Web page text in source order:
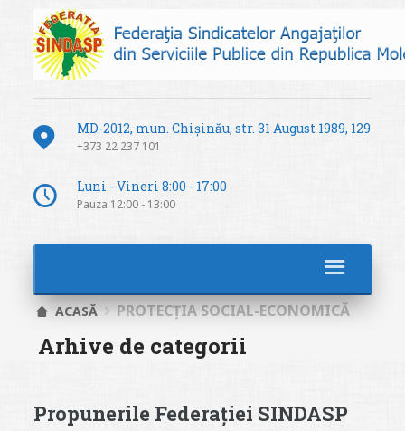
MD-2012, mun. Chișinău, str. 31 August 1989, 129
+373 22 237 101
Luni - Vineri 8:00 - 17:00
Pauza 12:00 - 13:00
ACASĂ PROTECȚIA SOCIAL-ECONOMICĂ
Arhive de categorii
Propunerile Federației SINDASP